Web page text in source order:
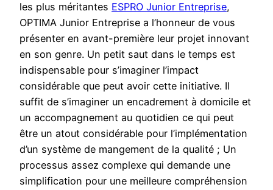
les plus méritantes ESPRO Junior Entreprise,
OPTIMA Junior Entreprise a l’honneur de vous
présenter en avant-première leur projet innovant
en son genre. Un petit saut dans le temps est
indispensable pour s’imaginer l’impact
considérable que peut avoir cette initiative. Il
suffit de s’imaginer un encadrement à domicile et
un accompagnement au quotidien ce qui peut
être un atout considérable pour l’implémentation
d’un système de mangement de la qualité ; Un
processus assez complexe qui demande une
simplification pour une meilleure compréhension